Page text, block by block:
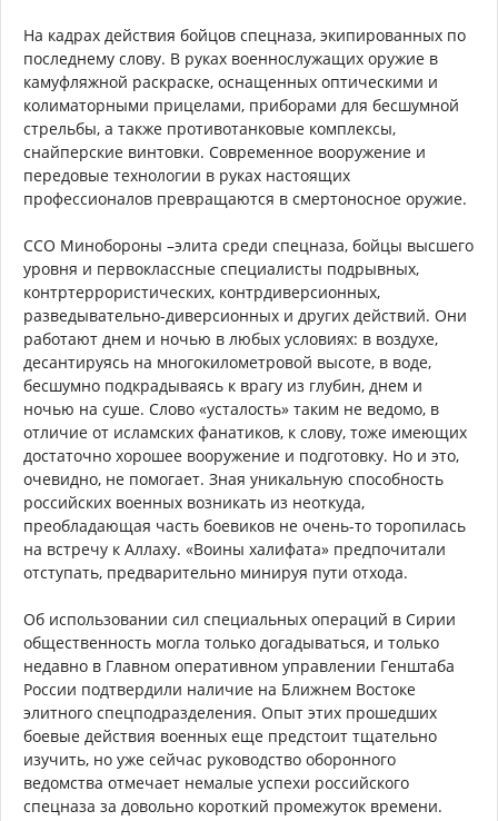
На кадрах действия бойцов спецназа, экипированных по
последнему слову. В руках военнослужащих оружие в
камуфляжной раскраске, оснащенных оптическими и
колиматорными прицелами, приборами для бесшумной
стрельбы, а также противотанковые комплексы,
снайперские винтовки. Современное вооружение и
передовые технологии в руках настоящих
профессионалов превращаются в смертоносное оружие.
ССО Минобороны –элита среди спецназа, бойцы высшего
уровня и первоклассные специалисты подрывных,
контртеррористических, контрдиверсионных,
разведывательно-диверсионных и других действий. Они
работают днем и ночью в любых условиях: в воздухе,
десантируясь на многокилометровой высоте, в воде,
бесшумно подкрадываясь к врагу из глубин, днем и
ночью на суше. Слово «усталость» таким не ведомо, в
отличие от исламских фанатиков, к слову, тоже имеющих
достаточно хорошее вооружение и подготовку. Но и это,
очевидно, не помогает. Зная уникальную способность
российских военных возникать из неоткуда,
преобладающая часть боевиков не очень-то торопилась
на встречу к Аллаху. «Воины халифата» предпочитали
отступать, предварительно минируя пути отхода.
Об использовании сил специальных операций в Сирии
общественность могла только догадываться, и только
недавно в Главном оперативном управлении Генштаба
России подтвердили наличие на Ближнем Востоке
элитного спецподразделения. Опыт этих прошедших
боевые действия военных еще предстоит тщательно
изучить, но уже сейчас руководство оборонного
ведомства отмечает немалые успехи российского
спецназа за довольно короткий промежуток времени.